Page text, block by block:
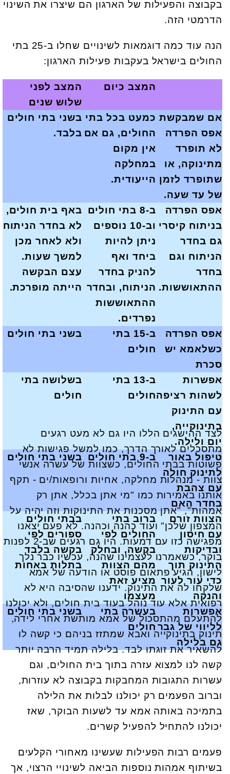
בקבוצה והפעילות של הארגון הם שיצרו את השינוי
הדרמטי הזה.
הנה עוד כמה דוגמאות לשינויים שחלו ב-25 בתי
החולים בישראל בעקבות פעילות הארגון:
המצב כיום
המצב לפני
שלוש שנים
אם שמבקשת
אפס הפרדה
לא תופרד
מתינוקה, או
שתופרד לזמן
של עד שעה.
כמעט בכל בתי
החולים, גם אם
אין מקום
במחלקה
הייעודית.
בשני בתי חולים
בלבד.
אפס הפרדה
בניתוח קיסרי
גם בחדר
הניתוח וגם
בחדר
ההתאוששות.
ב-8 בתי חולים
וב-10 נוספים
ניתן להיות
ביחד ואף
להניק בחדר
הניתוח, ובחדר
ההתאוששות
נפרדים.
באף בית חולים,
לא בחדר הניתוח
ולא לאחר מכן
למשך שעות.
עצם הבקשה
הייתה מופרכת.
אפס הפרדה
כשלאמא יש
סכרת
ב-15 בתי
חולים
בשני בתי חולים
אפשרות
לשהות רציפה
עם התינוק
בתינוקייה,
יום ולילה.
ב-13 בתי
חולים
בשלושה בתי
חולים
טיפול באור
לתינוק חולה
עם צהבת
בחדר האם
ב-9 בתי חולים בשני בתי חולים
הצוות זורם
עם חיסון
ובדיקות
התינוק תוך
כדי עור לעור
והנקה
ברוב בתי
החולים לפי
בקשה, ובחלק
מהם הצוות
מציע זאת
מעצמו
בבתי חולים
ספורים לפי
בקשה בלבד
בתלות באחות
אפשרות
לליווי של גבר
גם בלילה
בעשרה בתי
חולים
בשני בתי חולים
לצד ההישגים הללו היו גם לא מעט רגעים
מתסכלים לאורך הדרך, כמו למשל פגישות לא
פשוטות בבתי החולים, כשצוות של עשרה אנשי
צוות - מנהלות מחלקה, אחיות ורופאות/ים - תקף
אותנו באמירות כמו "מי אתן בכלל, אתן רק
אמהות", "אתן מסכנות את התינוקות וזה יהיה על
המצפון שלכן" ועוד כהנה וכהנה. לא פעם יצאנו
מפגישה כזו עם דמעות. היו גם רגעים שב-2 לפנות
בוקר, כשאמרנו לעצמינו שהנה, עכשיו כבר נלך
לישון, הגיע פתאום פוסט או הודעה של אמא
שלקחו לה את התינוק. ידענו שהסיבה היא לא
רפואית אלא עוד נוהל בעוד בית חולים, ולא יכולנו
להתעלם מהתסכול של אמא מותשת אחרי לידה,
תינוק בתינוקייה ואבא שמתזז בניהם כי קשה לו
להשאיר את זוגתו לבד. בלילה תמיד הרבה יותר
קשה לנו למצוא עזרה בתוך בית החולים, וגם
עשרות התגובות המחבקות בקבוצה לא עוזרות,
וברוב הפעמים רק יכולנו לבלות את הלילה
בתמיכה באותה אמא עד לשעות הבוקר, שאז
יכולנו להתחיל להפעיל קשרים.
פעמים רבות הפעילות שעשינו מאחורי הקלעים
בשיתוף אמהות נוספות הביאה לשינויי הרצוי, אך